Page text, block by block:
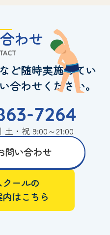
わせ
ど随時実施してい
合わせください。
7264
土・祝 9:00～21:00
問い合わせ
ールの
はこちら